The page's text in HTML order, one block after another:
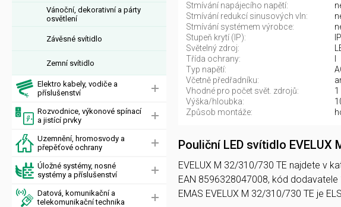
Vánoční, dekorativní a párty
osvětlení
Závěsné svítidlo
Zemní svítidlo
Elektro kabely, vodiče a
příslušenství
Rozvodnice, výkonové spínací
a jistící prvky
Uzemnění, hromosvody a
přepěťové ochrany
Úložné systémy, nosné
systémy a příslušenství
Datová, komunikační a
telekomunikační technika
Stmívání napájecího napětí:
Stmívání redukcí sinusových vln:
Stmívání systémem výrobce:
Stupeň krytí (IP):
Světelný zdroj:
Třída ochrany:
Typ napětí:
Včetně předřadníku:
Vhodné pro počet svět. zdrojů:
1
Výška/hloubka:
Způsob montáže:
Pouliční LED svítidlo EVELUX
EVELUX M 32/310/730 TE najdete v
EAN 8596328047008, kód dodavatele
EMAS EVELUX M 32/310/730 TE je